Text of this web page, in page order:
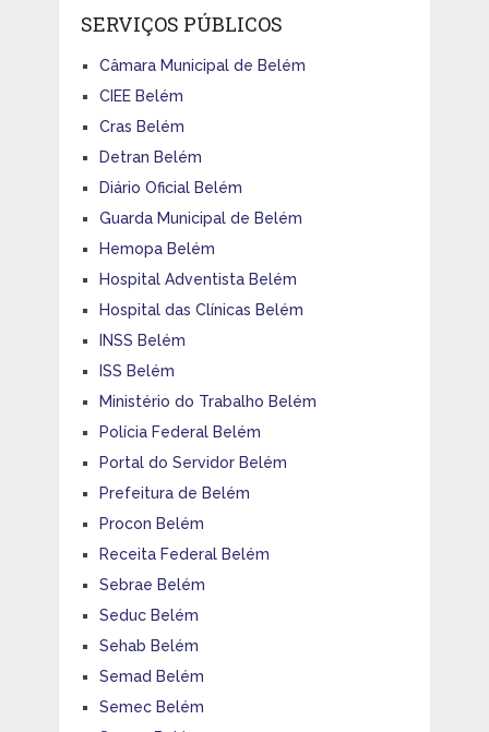
SERVIÇOS PÚBLICOS
Câmara Municipal de Belém
CIEE Belém
Cras Belém
Detran Belém
Diário Oficial Belém
Guarda Municipal de Belém
Hemopa Belém
Hospital Adventista Belém
Hospital das Clínicas Belém
INSS Belém
ISS Belém
Ministério do Trabalho Belém
Polícia Federal Belém
Portal do Servidor Belém
Prefeitura de Belém
Procon Belém
Receita Federal Belém
Sebrae Belém
Seduc Belém
Sehab Belém
Semad Belém
Semec Belém